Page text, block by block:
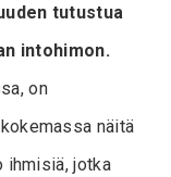
tutustua
intohimon.
on
näitä
ihmisiä, jotka